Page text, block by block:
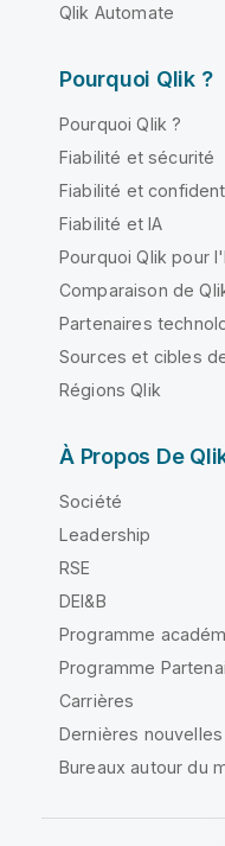
Qlik Automate
Pourquoi Qlik ?
Pourquoi Qlik ?
Fiabilité et sécurité
Fiabilité et
Fiabilité et IA
Pourquoi Qlik pour
Comparaison de
Partenaires
Sources et cibles
Régions Qlik
À Propos De
Société
Leadership
RSE
DEI&B
Programme
Programme
Carrières
Dernières nouvelles
Bureaux autour du